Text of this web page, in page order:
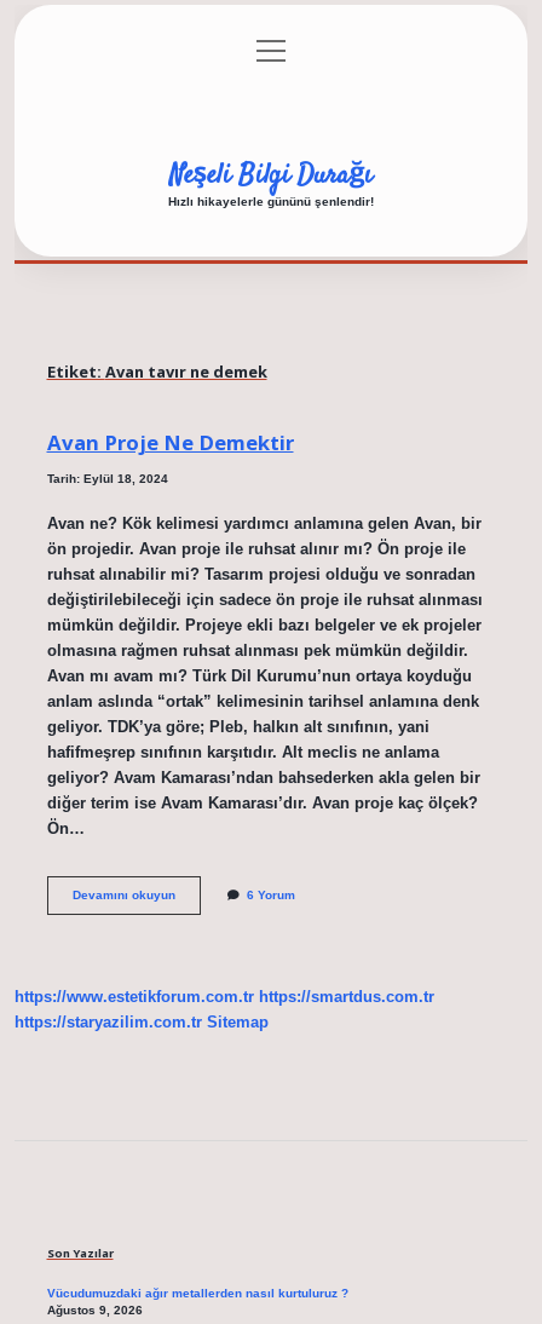
Gizlilik Politikası
menüyü
aç
Neşeli Bilgi Durağı
Hızlı hikayelerle gününü şenlendir!
Etiket: Avan tavır ne demek
Avan Proje Ne Demektir
Tarih: Eylül 18, 2024
Avan ne? Kök kelimesi yardımcı anlamına gelen Avan, bir
ön projedir. Avan proje ile ruhsat alınır mı? Ön proje ile
ruhsat alınabilir mi? Tasarım projesi olduğu ve sonradan
değiştirilebileceği için sadece ön proje ile ruhsat alınması
mümkün değildir. Projeye ekli bazı belgeler ve ek projeler
olmasına rağmen ruhsat alınması pek mümkün değildir.
Avan mı avam mı? Türk Dil Kurumu’nun ortaya koyduğu
anlam aslında “ortak” kelimesinin tarihsel anlamına denk
geliyor. TDK’ya göre; Pleb, halkın alt sınıfının, yani
hafifmeşrep sınıfının karşıtıdır. Alt meclis ne anlama
geliyor? Avam Kamarası’ndan bahsederken akla gelen bir
diğer terim ise Avam Kamarası’dır. Avan proje kaç ölçek?
Ön…
Devamını okuyunAvan
6 Yorum
https://www.estetikforum.com.tr https://smartdus.com.tr
https://staryazilim.com.tr Sitemap
Son Yazılar
Vücudumuzdaki ağır metallerden nasıl kurtuluruz ?
Ağustos 9, 2026